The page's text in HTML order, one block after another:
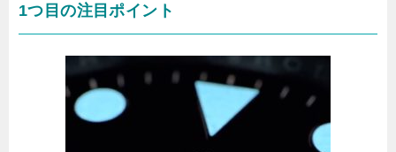
1つ目の注目ポイント